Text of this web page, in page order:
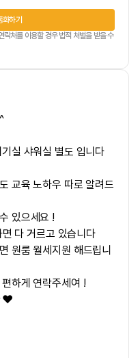
화하기
처를 이용할 경우 법적 처벌을 받을 수
실 샤워실 별도 입니다
교육 노하우 따로 알려드
있으세요 !
다 거르고 있습니다
원룸 월세지원 해드립니
하게 연락주세여 !
❤️